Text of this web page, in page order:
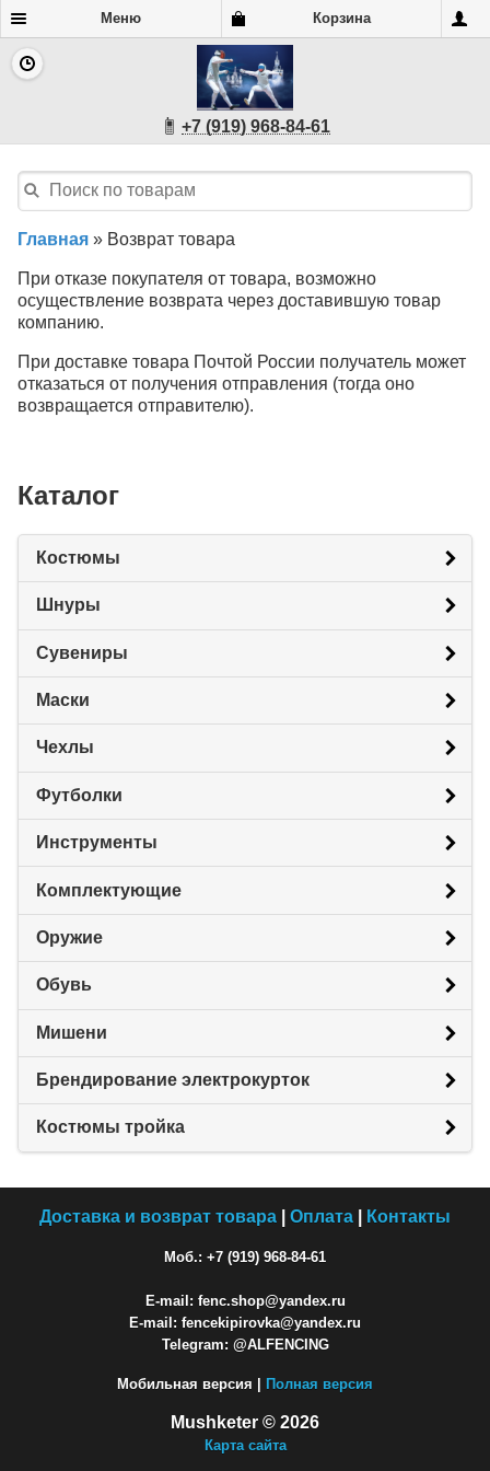
Меню Корзина
+7 (919) 968-84-61
Главная » Возврат товара
При отказе покупателя от товара, возможно
осуществление возврата через доставившую товар
компанию.
При доставке товара Почтой России получатель может
отказаться от получения отправления (тогда оно
возвращается отправителю).
Каталог
Костюмы
Шнуры
Сувениры
Маски
Чехлы
Футболки
Инструменты
Комплектующие
Оружие
Обувь
Мишени
Брендирование электрокурток
Костюмы тройка
Доставка и возврат товара Оплата Контакты
Моб.: +7 (919) 968-84-61
E-mail: fenc.shop@yandex.ru
E-mail: fencekipirovka@yandex.ru
Telegram: @ALFENCING
Мобильная версия | Полная версия
Mushketer © 2026
Карта сайта